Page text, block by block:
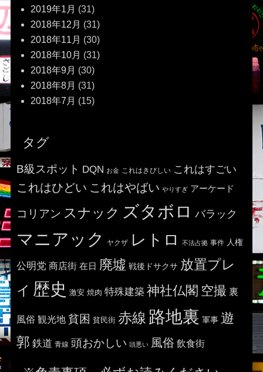
2019年1月 (31)
2018年12月 (31)
2018年11月 (30)
2018年10月 (31)
2018年9月 (30)
2018年8月 (31)
2018年7月 (15)
タグ
B級スポット DQN お金 これはきびしい これはすごい
これはひどい これはやばい やりすぎ アーケード
コリアン スナック ズタボロ バラック
マニアック ヤクザ レトロ 不法占拠 事件 人権
公明党 商店街 在日 廃墟 戦後ドサクサ 放置プレ
イ 歴史 激安 焼肉 特殊建築 神社仏閣 空撮 裏
風俗 観光地 貧困 貧民街 赤線 路地裏 軍事 遊
郭 鉄道 青線 頭おかしい 頭悪い 風俗 飲食街